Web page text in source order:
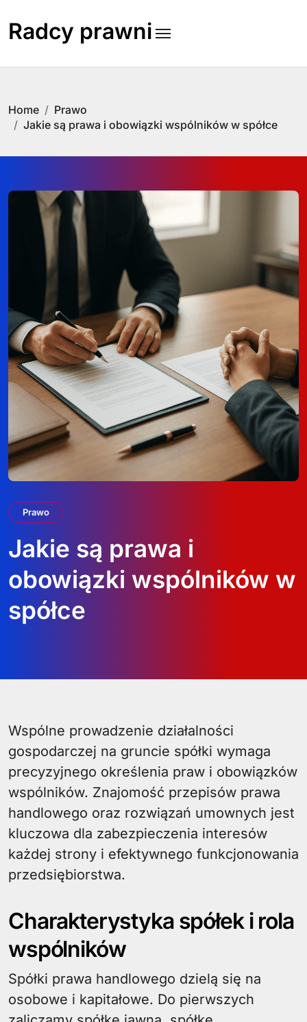
content
Radcy prawni
Home
Prawo
Jakie są prawa i obowiązki wspólników w spółce
Prawo
Jakie są prawa i
obowiązki wspólników w
spółce
Wspólne prowadzenie działalności
gospodarczej na gruncie spółki wymaga
precyzyjnego określenia praw i obowiązków
wspólników. Znajomość przepisów prawa
handlowego oraz rozwiązań umownych jest
kluczowa dla zabezpieczenia interesów
każdej strony i efektywnego funkcjonowania
przedsiębiorstwa.
Charakterystyka spółek i rola
wspólników
Spółki prawa handlowego dzielą się na
osobowe i kapitałowe. Do pierwszych